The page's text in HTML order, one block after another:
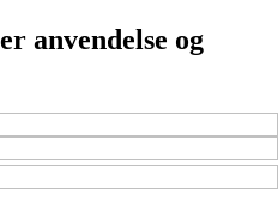
anvendelse og